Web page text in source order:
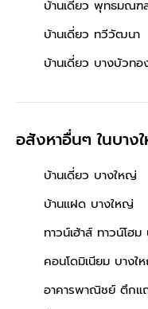
บ้านเดี่ยว พุทธมณฑ
บ้านเดี่ยว ทวีวัฒนา
บ้านเดี่ยว บางบัวทอ
อสังหาอื่นๆในบาง
บ้านเดี่ยว บางใหญ่
บ้านแฝด บางใหญ่
ทาวน์เฮ้าส์ ทาวน์โฮ
คอนโดมิเนียม บางใ
อาคารพาณิชย์ ตึกแ